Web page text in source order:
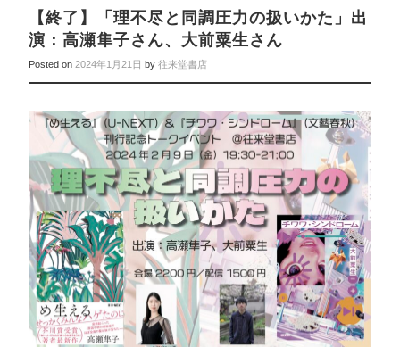
【終了】「理不尽と同調圧力の扱いかた」出
演：高瀬隼子さん、大前粟生さん
Posted on2024年1月21日 by往来堂書店